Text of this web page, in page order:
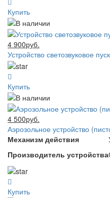
Купить
4 900руб.
Устройство светозвуковое
Купить
4 500руб.
Аэрозольное устройство
Механизм действия
Производитель устройства
Купить